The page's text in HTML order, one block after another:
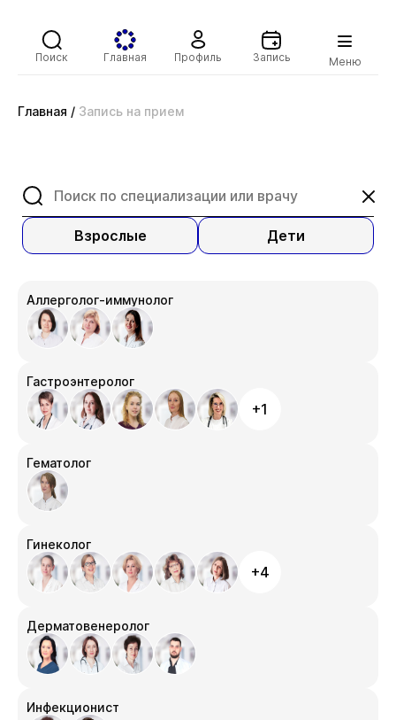
Поиск Главная Профиль Запись Меню
Главная / Запись на прием
Взрослые Дети
Аллерголог-иммунолог
Гастроэнтеролог
+1
Гематолог
Гинеколог
+4
Дерматовенеролог
Инфекционист